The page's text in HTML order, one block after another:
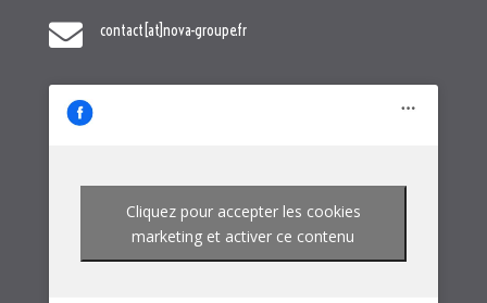
 contact[at]nova-groupe.fr
Cliquez pour accepter les cookies
marketing et activer ce contenu